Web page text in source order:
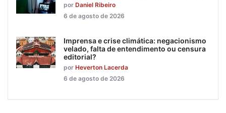
por Daniel Ribeiro
6 de agosto de 2026
Imprensa e crise climática: negacionismo
velado, falta de entendimento ou censura
editorial?
por Heverton Lacerda
6 de agosto de 2026